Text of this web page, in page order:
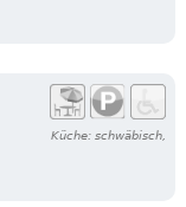
Küche: schwäbisch,